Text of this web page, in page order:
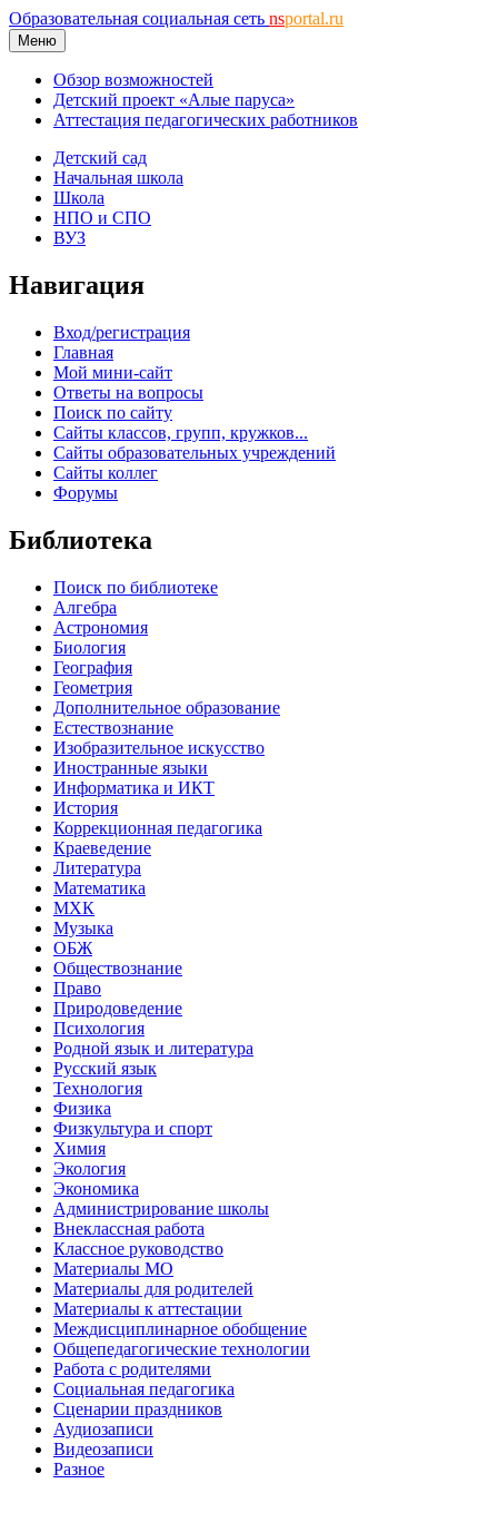
Образовательная социальная сеть nsportal.ru
Меню
Обзор возможностей
Детский проект «Алые паруса»
Аттестация педагогических работников
Детский сад
Начальная школа
Школа
НПО и СПО
ВУЗ
Навигация
Вход/регистрация
Главная
Мой мини-сайт
Ответы на вопросы
Поиск по сайту
Сайты классов, групп, кружков...
Сайты образовательных учреждений
Сайты коллег
Форумы
Библиотека
Поиск по библиотеке
Алгебра
Астрономия
Биология
География
Геометрия
Дополнительное образование
Естествознание
Изобразительное искусство
Иностранные языки
Информатика и ИКТ
История
Коррекционная педагогика
Краеведение
Литература
Математика
МХК
Музыка
ОБЖ
Обществознание
Право
Природоведение
Психология
Родной язык и литература
Русский язык
Технология
Физика
Физкультура и спорт
Химия
Экология
Экономика
Администрирование школы
Внеклассная работа
Классное руководство
Материалы МО
Материалы для родителей
Материалы к аттестации
Междисциплинарное обобщение
Общепедагогические технологии
Работа с родителями
Социальная педагогика
Сценарии праздников
Аудиозаписи
Видеозаписи
Разное